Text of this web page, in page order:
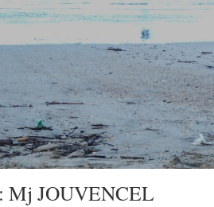
Mj JOUVENCEL